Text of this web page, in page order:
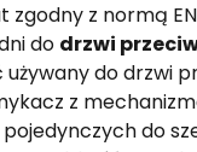
zgodny z normą
do drzwi
używany do drzwi
z
pojedynczych do